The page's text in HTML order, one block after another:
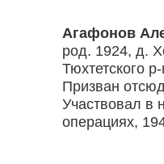
Агафонов
род. 1924, д.
Тюхтетского
Призван
Участвовал в
операциях,